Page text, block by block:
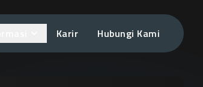
Karir Hubungi Kami